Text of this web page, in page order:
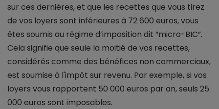
sur ces dernières, et que les recettes que vous tirez
de vos loyers sont inférieures à 72 600 euros, vous
êtes soumis au régime d’imposition dit “micro-BIC”.
Cela signifie que seule la moitié de vos recettes,
considérés comme des bénéfices non commerciaux,
est soumise à l'impôt sur revenu. Par exemple, si vos
loyers vous rapportent 50 000 euros par an, seuls 25
000 euros sont imposables.